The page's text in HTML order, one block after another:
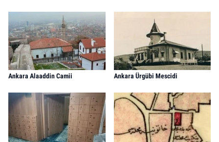
Ankara Alaaddin Camii Ankara Ürgübi Mescidi